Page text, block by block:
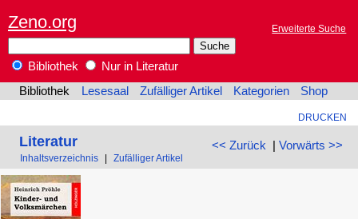
Zeno.org Erweiterte Suche
Bibliothek
Nur in Literatur
Bibliothek
Lesesaal Zufälliger Artikel Kategorien Shop
DRUCKEN
<< Zurück | Vorwärts >>
Literatur
Inhaltsverzeichnis Zufälliger Artikel